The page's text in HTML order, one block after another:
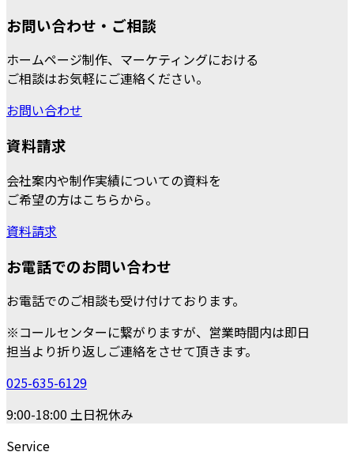
お問い合わせ・ご相談
ホームページ制作、マーケティングにおける
ご相談はお気軽にご連絡ください。
お問い合わせ
資料請求
会社案内や制作実績についての資料を
ご希望の方はこちらから。
資料請求
お電話でのお問い合わせ
お電話でのご相談も受け付けております。
※コールセンターに繋がりますが、営業時間内は即日
担当より折り返しご連絡をさせて頂きます。
025-635-6129
9:00-18:00 土日祝休み
Service